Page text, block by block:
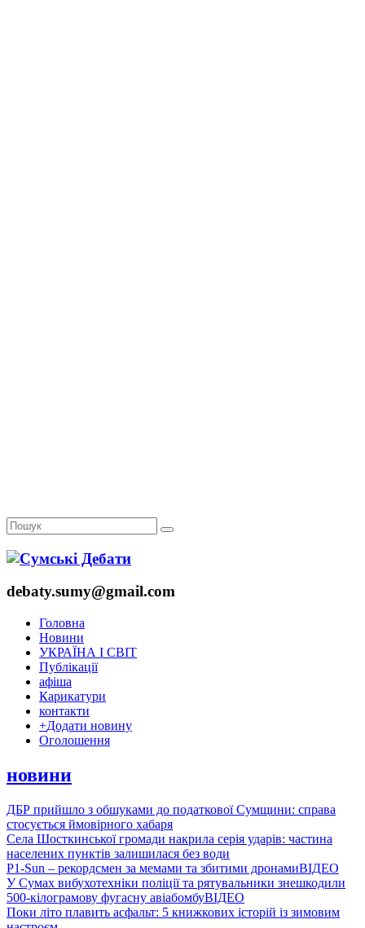
debaty.sumy@gmail.com
Головна
Новини
УКРАЇНА І СВІТ
Публікації
афіша
Карикатури
контакти
+Додати новину
Оголошення
новини
ДБР прийшло з обшуками до податкової Сумщини: справа
стосується ймовірного хабаря
Села Шосткинської громади накрила серія ударів: частина
населених пунктів залишилася без води
P1-Sun – рекордсмен за мемами та збитими дронамиВІДЕО
У Сумах вибухотехніки поліції та рятувальники знешкодили
500-кілограмову фугасну авіабомбуВІДЕО
Поки літо плавить асфальт: 5 книжкових історій із зимовим